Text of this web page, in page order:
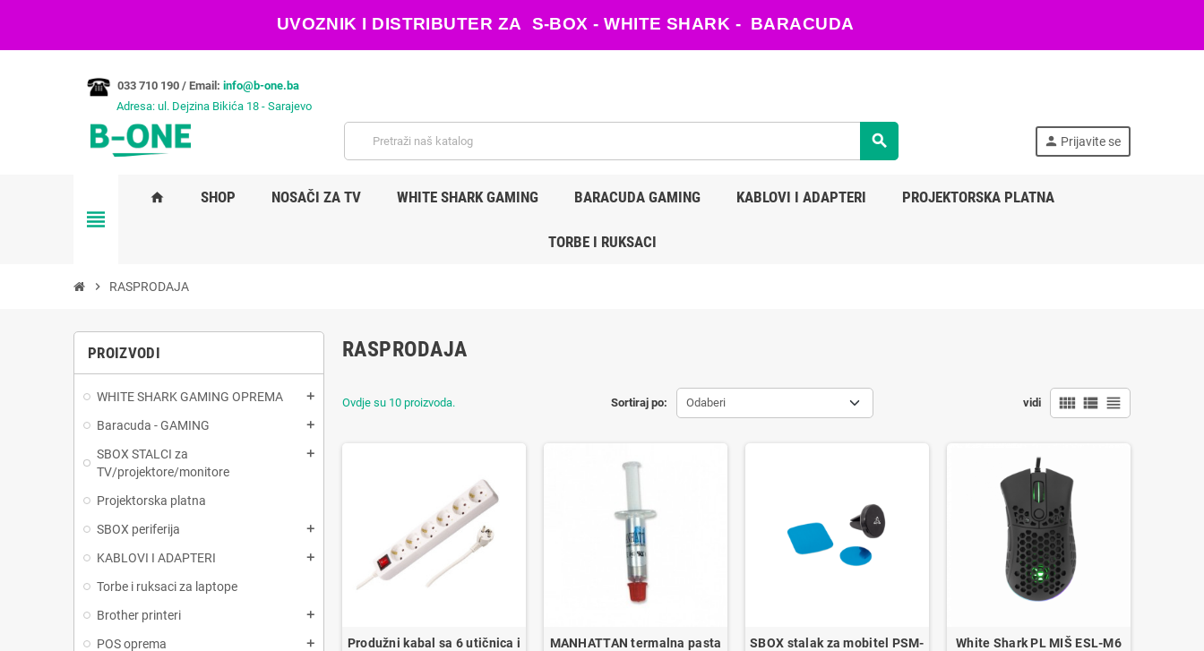
UVOZNIK I DISTRIBUTER ZA S-BOX - WHITE SHARK - BARACUDA
033 710 190 / Email: info@b-one.ba
Adresa: ul. Dejzina Bikića 18 - Sarajevo
search person Prijavite se
view_headline
home SHOP NOSAČI ZA TV WHITE SHARK GAMING BARACUDA GAMING KABLOVI I ADAPTERI PROJEKTORSKA PLATNA
TORBE I RUKSACI
chevron_right RASPRODAJA
PROIZVODI
WHITE SHARK GAMING OPREMA add
Baracuda - GAMING add
SBOX STALCI za
TV/projektore/monitore
add
Projektorska platna
SBOX periferija
add
KABLOVI I ADAPTERI add
Torbe i ruksaci za laptope
Brother printeri
add
POS oprema add
RASPRODAJA
Sortiraj po: Odaberi vidi view_comfy view_list view_headline
Ovdje su 10 proizvoda.
Produžni kabal sa 6 utičnica i
MANHATTAN termalna pasta
SBOX stalak za mobitel PSM-
White Shark PL MIŠ ESL-M6